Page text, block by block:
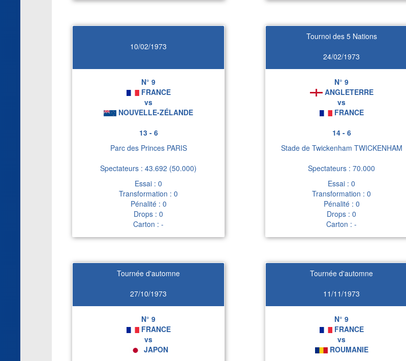
10/02/1973
N° 9
FRANCE
vs
NOUVELLE-ZÉLANDE
13 - 6
Parc des Princes PARIS
Spectateurs : 43.692 (50.000)
Essai : 0
Transformation : 0
Pénalité : 0
Drops : 0
Carton : -
Tournoi des 5 Nations
24/02/1973
N° 9
ANGLETERRE
vs
FRANCE
14 - 6
Stade de Twickenham TWICKENHAM
Spectateurs : 70.000
Essai : 0
Transformation : 0
Pénalité : 0
Drops : 0
Carton : -
Tournée d'automne
27/10/1973
N° 9
FRANCE
vs
JAPON
Tournée d'automne
11/11/1973
N° 9
FRANCE
vs
ROUMANIE